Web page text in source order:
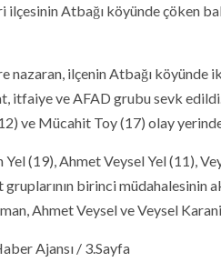
ilçesinin Atbağı köyünde çöken
nazaran, ilçenin Atbağı köyünde
itfaiye ve AFAD grubu sevk
ve Mücahit Toy (17) olay
Yel (19), Ahmet Veysel Yel (11),
gruplarının birinci
Ahmet Veysel ve Veysel
Ajansı / 3.Sayfa